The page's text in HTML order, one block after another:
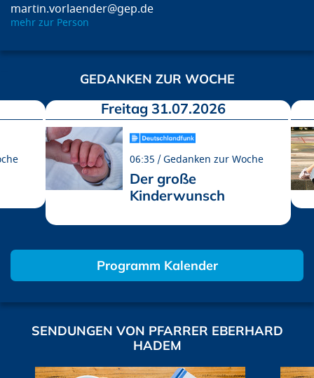
martin.vorlaender@gep.de
mehr zur Person
GEDANKEN ZUR WOCHE
Freitag 31.07.2026
06:35 Gedanken zur Woche
Der große
Kinderwunsch
Programm Kalender
SENDUNGEN VON PFARRER EBERHARD
HADEM